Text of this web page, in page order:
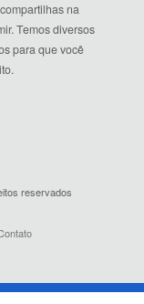
na
Temos diversos
para que você
reservados